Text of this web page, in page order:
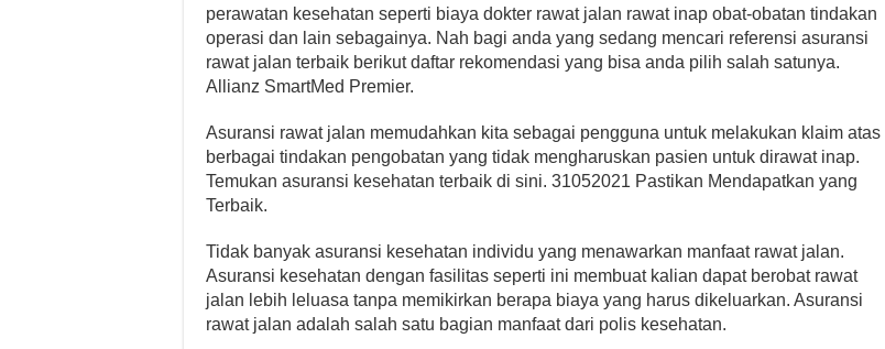
perawatan kesehatan seperti biaya dokter rawat jalan rawat inap obat-obatan tindakan
operasi dan lain sebagainya. Nah bagi anda yang sedang mencari referensi asuransi
rawat jalan terbaik berikut daftar rekomendasi yang bisa anda pilih salah satunya.
Allianz SmartMed Premier.
Asuransi rawat jalan memudahkan kita sebagai pengguna untuk melakukan klaim atas
berbagai tindakan pengobatan yang tidak mengharuskan pasien untuk dirawat inap.
Temukan asuransi kesehatan terbaik di sini. 31052021 Pastikan Mendapatkan yang
Terbaik.
Tidak banyak asuransi kesehatan individu yang menawarkan manfaat rawat jalan.
Asuransi kesehatan dengan fasilitas seperti ini membuat kalian dapat berobat rawat
jalan lebih leluasa tanpa memikirkan berapa biaya yang harus dikeluarkan. Asuransi
rawat jalan adalah salah satu bagian manfaat dari polis kesehatan.